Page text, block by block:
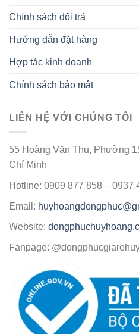
Chính sách đổi trả
Hướng dẫn đặt hàng
Hợp tác kinh doanh
Chính sách bảo mật
LIÊN HỆ VỚI CHÚNG TÔI
55 Hoàng Văn Thụ, Phường
Chí Minh
Hotline: 0909 877 858 –
Email:
Website:
Fanpage: